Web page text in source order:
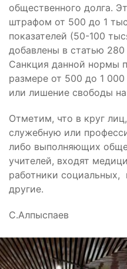
общественного долга.
штрафом от 500 до 1
показателей (50-100
добавлены в статью 280
Санкция данной нормы
размере от 500 до 1 000
или лишение свободы
Отметим, что в круг
служебную или
либо выполняющих
учителей, входят
работники
другие.
С.Алпыспаев